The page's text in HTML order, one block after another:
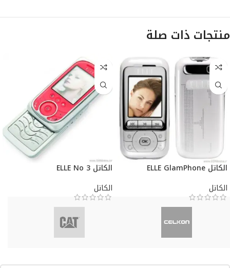
منتجات ذات صلة
الكاتل ELLE GlamPhone
الكاتل
الكاتل ELLE No 3
الكاتل